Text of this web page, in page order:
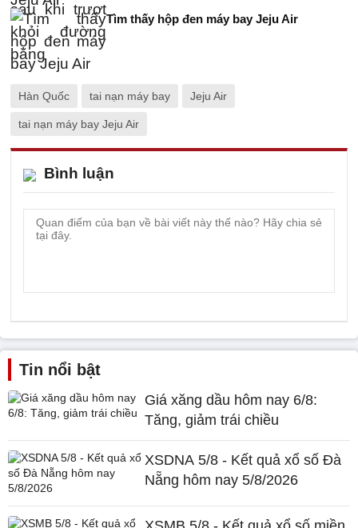
Tìm thấy hộp đen máy bay Jeju Air
Hàn Quốc tai nạn máy bay Jeju Air
tai nạn máy bay Jeju Air
Bình luận
Tin nổi bật
Giá xăng dầu hôm nay 6/8:
Tăng, giảm trái chiều
XSDNA 5/8 - Kết quả xổ số Đà
Nẵng hôm nay 5/8/2026